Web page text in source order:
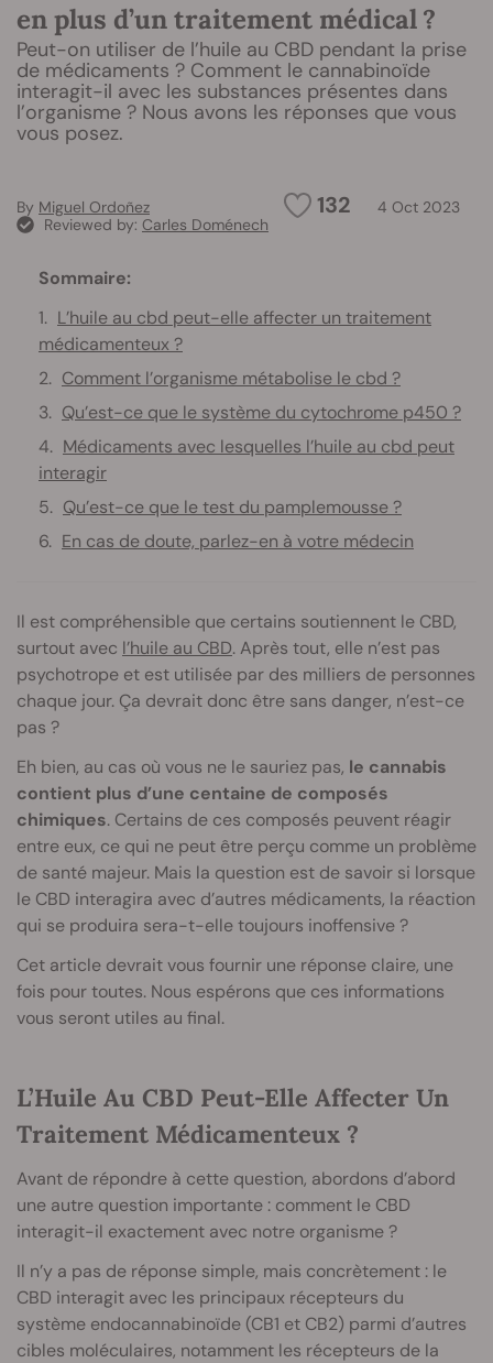
en plus d’un traitement médical ?
Peut-on utiliser de l’huile au CBD pendant la prise
de médicaments ? Comment le cannabinoïde
interagit-il avec les substances présentes dans
l’organisme ? Nous avons les réponses que vous
vous posez.
132 4 Oct 2023
By Miguel Ordoñez
Reviewed by: Carles Doménech
Sommaire:
L’huile au cbd peut-elle affecter un traitement
médicamenteux ?
Comment l’organisme métabolise le cbd ?
Qu’est-ce que le système du cytochrome p450 ?
Médicaments avec lesquelles l’huile au cbd peut
interagir
Qu’est-ce que le test du pamplemousse ?
En cas de doute, parlez-en à votre médecin
Il est compréhensible que certains soutiennent le CBD,
surtout avec l’huile au CBD. Après tout, elle n’est pas
psychotrope et est utilisée par des milliers de personnes
chaque jour. Ça devrait donc être sans danger, n’est-ce
pas ?
Eh bien, au cas où vous ne le sauriez pas, le cannabis
contient plus d’une centaine de composés
chimiques. Certains de ces composés peuvent réagir
entre eux, ce qui ne peut être perçu comme un problème
de santé majeur. Mais la question est de savoir si lorsque
le CBD interagira avec d’autres médicaments, la réaction
qui se produira sera-t-elle toujours inoffensive ?
Cet article devrait vous fournir une réponse claire, une
fois pour toutes. Nous espérons que ces informations
vous seront utiles au final.
L’Huile Au CBD Peut-Elle Affecter Un
Traitement Médicamenteux ?
Avant de répondre à cette question, abordons d’abord
une autre question importante : comment le CBD
interagit-il exactement avec notre organisme ?
Il n’y a pas de réponse simple, mais concrètement : le
CBD interagit avec les principaux récepteurs du
système endocannabinoïde (CB1 et CB2) parmi d’autres
cibles moléculaires, notamment les récepteurs de la